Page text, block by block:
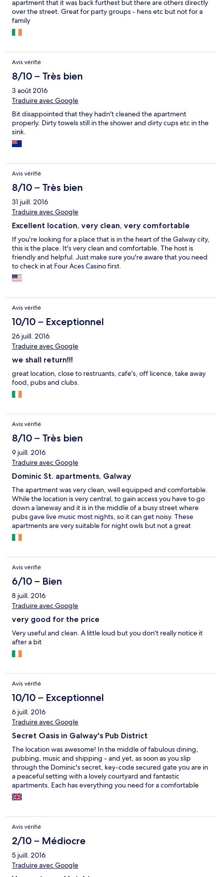
apartment that it was back furthest but there are others directly
over the street. Great for party groups - hens etc but not for a
family
Avis vérifié
8/10 – Très bien
3 août 2016
Traduire avec Google
Bit disappointed that they hadn't cleaned the apartment
properly. Dirty towels still in the shower and dirty cups etc in the
sink.
Avis vérifié
8/10 – Très bien
31 juill. 2016
Traduire avec Google
Excellent location, very clean, very comfortable
If you're looking for a place that is in the heart of the Galway city,
this is the place. It's very clean and comfortable. The host is
friendly and helpful. Just make sure you're aware that you need
to check in at Four Aces Casino first.
Avis vérifié
10/10 – Exceptionnel
26 juill. 2016
Traduire avec Google
we shall return!!!
great location, close to restruants, cafe's, off licence, take away
food, pubs and clubs.
Avis vérifié
8/10 – Très bien
9 juill. 2016
Traduire avec Google
Dominic St. apartments, Galway
The apartment was very clean, well equipped and comfortable.
While the location is very central, to gain access you have to go
down a laneway and it is in the middle of a busy street where
pubs gave live music most nights, so it can get noisy. These
apartments are very suitable for night owls but not a great
location for children.
Avis vérifié
6/10 – Bien
8 juill. 2016
Traduire avec Google
very good for the price
Very useful and clean. A little loud but you don't really notice it
after a bit
Avis vérifié
10/10 – Exceptionnel
6 juill. 2016
Traduire avec Google
Secret Oasis in Galway's Pub District
The location was awesome! In the middle of fabulous dining,
pubbing, music and shipping - and yet, as soon as you slip
through the Dominic's secret, key-code secured gate you are in
a peaceful setting with a lovely courtyard and fantastic
apartments. Each has everything you need for a comfortable
stay. Great beds, full kitchen. I can't say enough about this gem
of a place!
Avis vérifié
2/10 – Médiocre
5 juill. 2016
Traduire avec Google